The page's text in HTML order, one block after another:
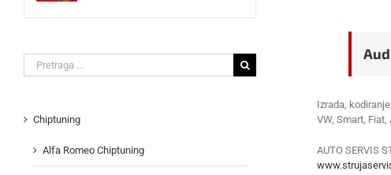
Izrada,
VW, Smart,
AUTO SERVIS
Search
for:
Chiptuning
Alfa Romeo Chiptuning